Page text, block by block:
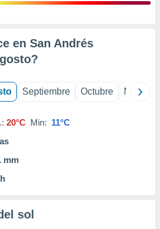
en San Andrés
?
Septiembre Octubre
20°C Min: 11°C
mm
sol